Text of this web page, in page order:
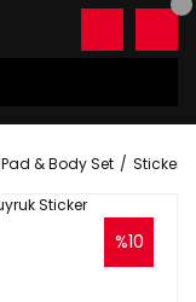
& Body Set Sticker
%10